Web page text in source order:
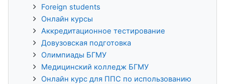
Foreign students
Онлайн курсы
Аккредитационное тестирование
Довузовская подготовка
Олимпиады БГМУ
Медицинский колледж БГМУ
Онлайн курс для ППС по использованию